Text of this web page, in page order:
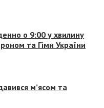
о 9:00 у хвилину
та Гімн України
м’ясом та